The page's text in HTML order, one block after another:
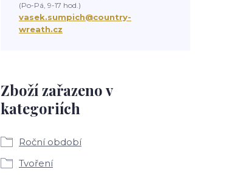
Zboží zařazeno v
kategoriích
Roční období
Tvoření
(Po-Pá, 9-17 hod.)
vasek.sumpich@country-
wreath.cz